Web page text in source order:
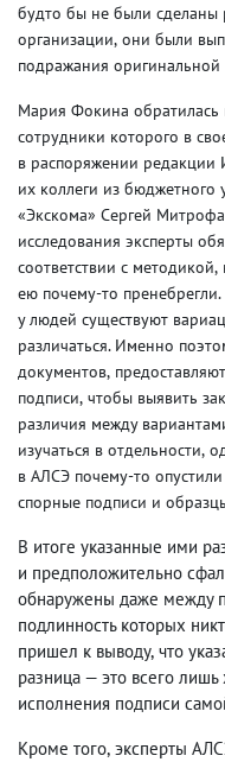
будто бы не были
организации, они были
подражания оригинальной
Мария Фокина обратилась
сотрудники которого в
в распоряжении редакции
их коллеги из
«Экскома» Сергей
исследования эксперты
соответствии с методикой,
ею почему-то пренебрегли.
у людей существуют
различаться. Именно
документов,
подписи, чтобы выявить
различия между
изучаться в отдельности,
в АЛСЭ почему-то опустили
спорные подписи и
В итоге указанные ими
и предположительно
обнаружены даже между
подлинность которых
пришел к выводу, что
разница — это всего
исполнения подписи
Кроме того, эксперты